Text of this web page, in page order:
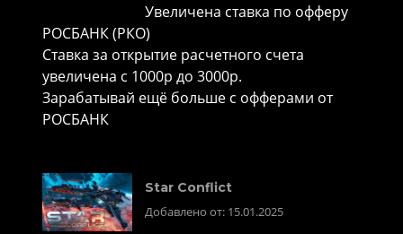
Увеличена ставка по офферу
РОСБАНК (РКО)
Ставка за открытие расчетного счета
увеличена с 1000р до 3000р.
Зарабатывай ещё больше с офферами от
РОСБАНК
Star Conflict
Добавлено от: 15.01.2025